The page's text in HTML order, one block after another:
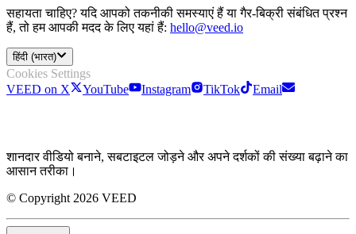
सहायता चाहिए? यदि आपको तकनीकी समस्याएं हैं या गैर-बिक्री संबंधित प्रश्न
हैं, तो हम आपकी मदद के लिए यहां हैं: hello@veed.io
हिंदी (भारत)
Cookies Settings
VEED on X
YouTube Instagram TikTok Email
शानदार वीडियो बनाने, सबटाइटल जोड़ने और अपने दर्शकों की संख्या बढ़ाने का
आसान तरीका।
© Copyright 2026 VEED